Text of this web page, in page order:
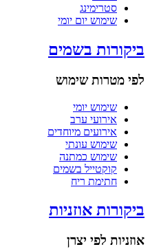
סטרימינג
שימוש יום יומי
ביקורות בשמים
לפי מטרות שימוש
שימוש יומי
אירועי ערב
אירועים מיוחדים
שימוש עונתי
שימוש כמתנה
קוקטייל בשמים
חתימת ריח
ביקורות אוזניות
אוזניות לפי יצרן